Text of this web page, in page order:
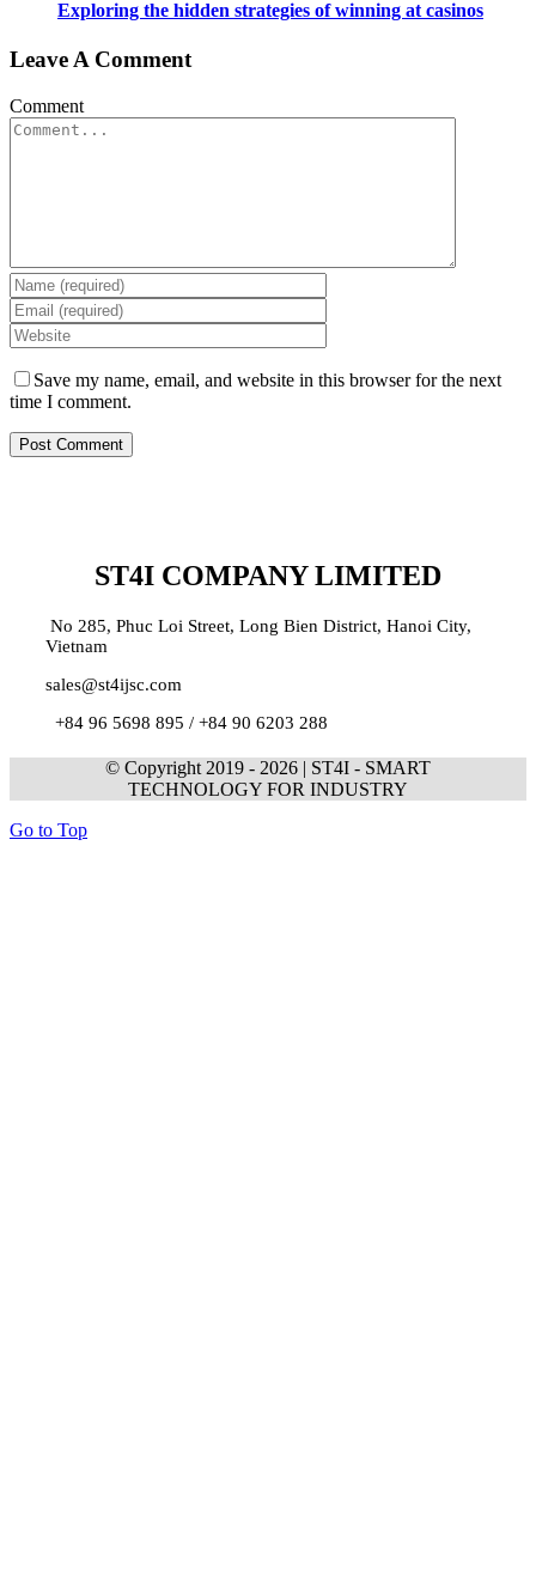
Exploring the hidden strategies of winning at casinos
Leave A Comment
Comment
Save my name, email, and website in this browser for the next
time I comment.
ST4I COMPANY LIMITED
No 285, Phuc Loi Street, Long Bien District, Hanoi City,
Vietnam
sales@st4ijsc.com
+84 96 5698 895 / +84 90 6203 288
© Copyright 2019 - 2026 | ST4I - SMART
TECHNOLOGY FOR INDUSTRY
Go to Top